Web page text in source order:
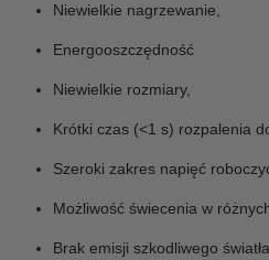
Niewielkie nagrzewanie,
Energooszczędność
Niewielkie rozmiary,
Krótki czas (<1 s) rozpalenia
Szeroki zakres napięć
Możliwość świecenia w
Brak emisji szkodliwego